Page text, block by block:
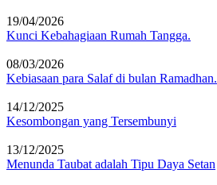
19/04/2026
Kunci Kebahagiaan Rumah Tangga.
08/03/2026
Kebiasaan para Salaf di bulan Ramadhan.
14/12/2025
Kesombongan yang Tersembunyi
13/12/2025
Menunda Taubat adalah Tipu Daya Setan